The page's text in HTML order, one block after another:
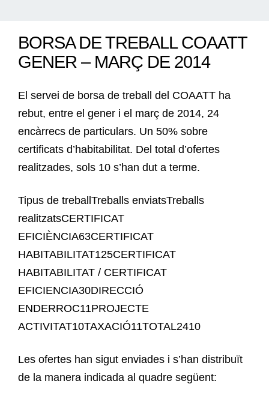
BORSA DE TREBALL COAATT
GENER – MARÇ DE 2014
El servei de borsa de treball del COAATT ha
rebut, entre el gener i el març de 2014, 24
encàrrecs de particulars. Un 50% sobre
certificats d’habitabilitat. Del total d’ofertes
realitzades, sols 10 s’han dut a terme.
Tipus de treballTreballs enviatsTreballs
realitzatsCERTIFICAT
EFICIÈNCIA63CERTIFICAT
HABITABILITAT125CERTIFICAT
HABITABILITAT / CERTIFICAT
EFICIENCIA30DIRECCIÓ
ENDERROC11PROJECTE
ACTIVITAT10TAXACIÓ11TOTAL2410
Les ofertes han sigut enviades i s’han distribuït
de la manera indicada al quadre següent: